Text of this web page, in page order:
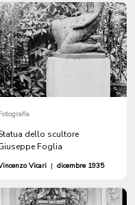
dello scultore
Foglia
Vicari | dicembre 1935